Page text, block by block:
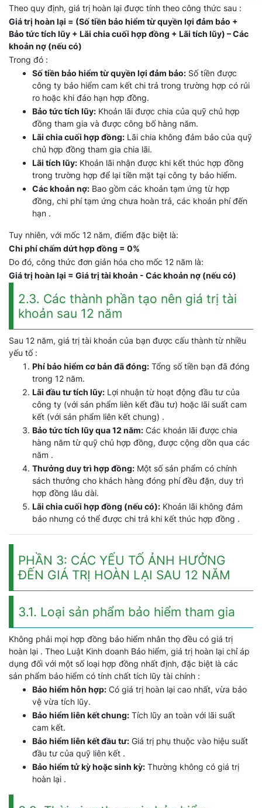
Theo quy định, giá trị hoàn lại được tính theo công thức sau :
Giá trị hoàn lại = (Số tiền bảo hiểm từ quyền lợi đảm bảo +
Bảo tức tích lũy + Lãi chia cuối hợp đồng + Lãi tích lũy) – Các
khoản nợ (nếu có)
Trong đó :
Số tiền bảo hiểm từ quyền lợi đảm bảo: Số tiền được
công ty bảo hiểm cam kết chi trả trong trường hợp có rủi
ro hoặc khi đáo hạn hợp đồng.
Bảo tức tích lũy: Khoản lãi được chia của quỹ chủ hợp
đồng tham gia và được công bố hàng năm.
Lãi chia cuối hợp đồng: Lãi chia không đảm bảo của quỹ
chủ hợp đồng tham gia chia lãi.
Lãi tích lũy: Khoản lãi nhận được khi kết thúc hợp đồng
trong trường hợp để lại tiền mặt tại công ty bảo hiểm.
Các khoản nợ: Bao gồm các khoản tạm ứng từ hợp
đồng, chi phí tạm ứng chưa hoàn trả, các khoản phí đến
hạn .
Tuy nhiên, với mốc 12 năm, điểm đặc biệt là:
Chi phí chấm dứt hợp đồng = 0%
Do đó, công thức đơn giản hóa cho mốc 12 năm là:
Giá trị hoàn lại = Giá trị tài khoản - Các khoản nợ (nếu có)
2.3. Các thành phần tạo nên giá trị tài
khoản sau 12 năm
Sau 12 năm, giá trị tài khoản của bạn được cấu thành từ nhiều
yếu tố :
Phí bảo hiểm cơ bản đã đóng: Tổng số tiền bạn đã đóng
trong 12 năm.
Lãi đầu tư tích lũy: Lợi nhuận từ hoạt động đầu tư của
công ty (với sản phẩm liên kết đầu tư) hoặc lãi suất cam
kết (với sản phẩm liên kết chung) .
Bảo tức tích lũy qua 12 năm: Các khoản lãi được chia
hàng năm từ quỹ chủ hợp đồng, được cộng dồn qua các
năm .
Thưởng duy trì hợp đồng: Một số sản phẩm có chính
sách thưởng cho khách hàng đóng phí đều đặn, duy trì
hợp đồng lâu dài.
Lãi chia cuối hợp đồng (nếu có): Khoản lãi không đảm
bảo nhưng có thể được chi trả khi kết thúc hợp đồng .
PHẦN 3: CÁC YẾU TỐ ẢNH HƯỞNG
ĐẾN GIÁ TRỊ HOÀN LẠI SAU 12 NĂM
3.1. Loại sản phẩm bảo hiểm tham gia
Không phải mọi hợp đồng bảo hiểm nhân thọ đều có giá trị
hoàn lại . Theo Luật Kinh doanh Bảo hiểm, giá trị hoàn lại chỉ áp
dụng đối với một số loại hợp đồng nhất định, đặc biệt là các
sản phẩm bảo hiểm có tính chất tích lũy tài chính :
Bảo hiểm hỗn hợp: Có giá trị hoàn lại cao nhất, vừa bảo
vệ vừa tích lũy.
Bảo hiểm liên kết chung: Tích lũy an toàn với lãi suất
cam kết.
Bảo hiểm liên kết đầu tư: Giá trị phụ thuộc vào hiệu suất
đầu tư của quỹ liên kết .
Bảo hiểm tử kỳ hoặc sinh kỳ: Thường không có giá trị
hoàn lại .